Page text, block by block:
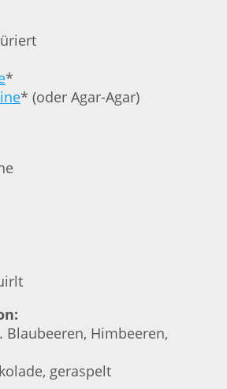
*
* (oder Agar-Agar)
Blaubeeren, Himbeeren,
geraspelt